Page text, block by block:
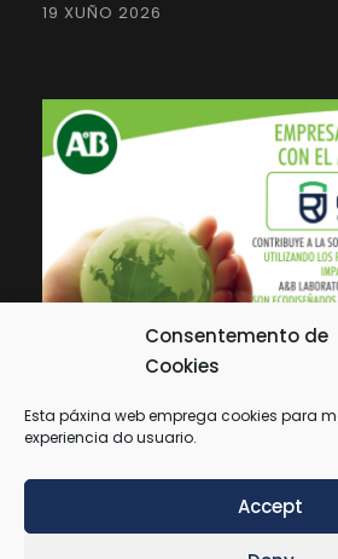
Consentemento de
Cookies
Esta páxina web emprega cookies para
experiencia do usuario.
Accept
19 XUÑO 2026